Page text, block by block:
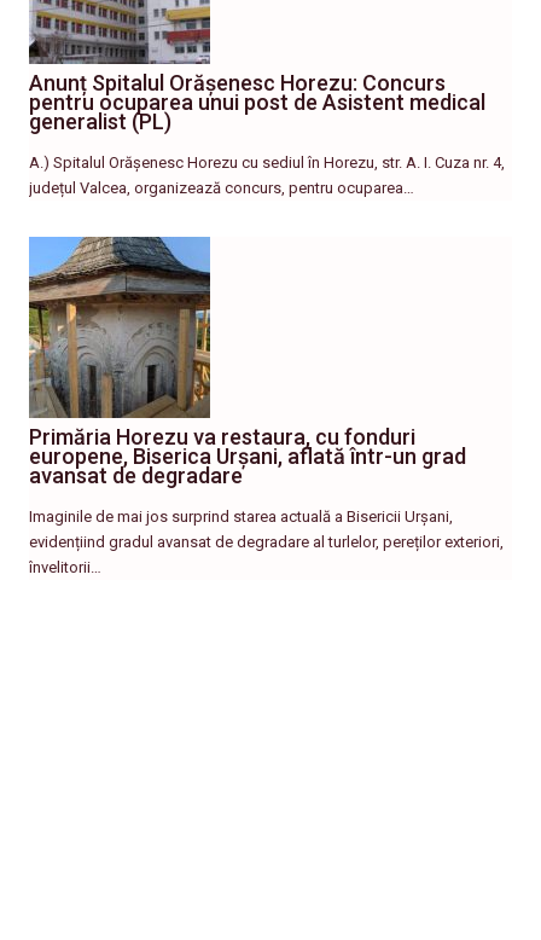
Anunț Spitalul Orășenesc Horezu: Concurs
pentru ocuparea unui post de Asistent medical
generalist (PL)
A.) Spitalul Orășenesc Horezu cu sediul în Horezu, str. A. I. Cuza nr. 4,
județul Valcea, organizează concurs, pentru ocuparea…
Primăria Horezu va restaura, cu fonduri
europene, Biserica Urșani, aflată într-un grad
avansat de degradare
Imaginile de mai jos surprind starea actuală a Bisericii Urșani,
evidențiind gradul avansat de degradare al turlelor, pereților exteriori,
învelitorii…